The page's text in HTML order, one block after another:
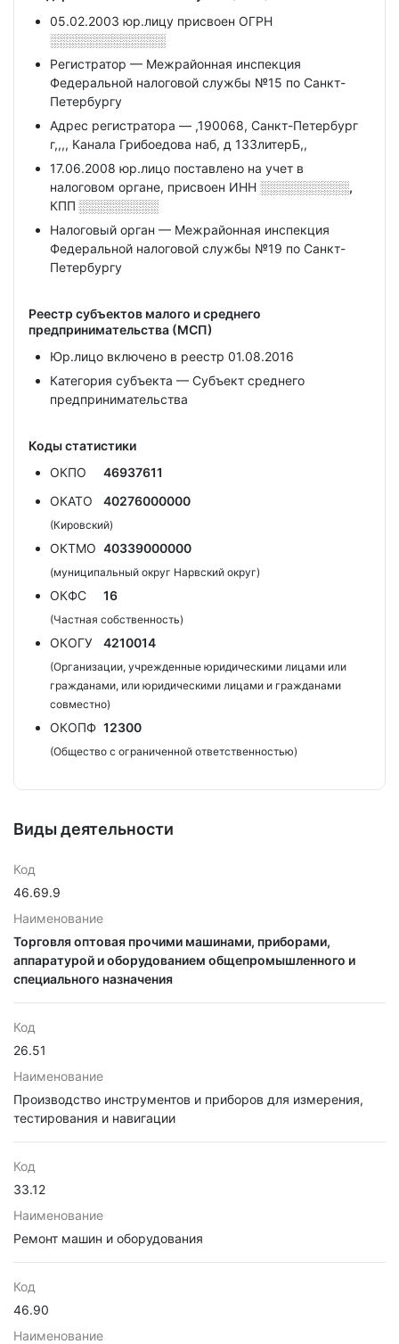
05.02.2003 юр.лицу присвоен ОГРН
░░░░░░░░░░░░░
Регистратор — Межрайонная инспекция
Федеральной налоговой службы №15 по Санкт-
Петербургу
Адрес регистратора — ,190068, Санкт-Петербург
г,,,, Канала Грибоедова наб, д 133литерБ,,
17.06.2008 юр.лицо поставлено на учет в
налоговом органе, присвоен ИНН ░░░░░░░░░░,
КПП ░░░░░░░░░
Налоговый орган — Межрайонная инспекция
Федеральной налоговой службы №19 по Санкт-
Петербургу
Реестр субъектов малого и среднего
предпринимательства (МСП)
Юр.лицо включено в реестр 01.08.2016
Категория субъекта — Субъект среднего
предпринимательства
Коды статистики
ОКПО
46937611
ОКАТО
40276000000
(Кировский)
ОКТМО 40339000000
(муниципальный округ Нарвский округ)
ОКФС 16
(Частная собственность)
ОКОГУ 4210014
(Организации, учрежденные юридическими лицами или
гражданами, или юридическими лицами и гражданами
совместно)
ОКОПФ 12300
(Общество с ограниченной ответственностью)
Виды деятельности
Код
46.69.9
Наименование
Торговля оптовая прочими машинами, приборами,
аппаратурой и оборудованием общепромышленного и
специального назначения
Код
26.51
Наименование
Производство инструментов и приборов для измерения,
тестирования и навигации
Код
33.12
Наименование
Ремонт машин и оборудования
Код
46.90
Наименование